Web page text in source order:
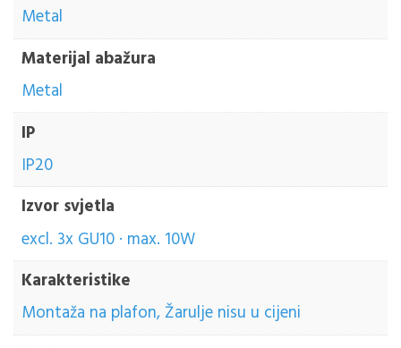
Metal
Materijal abažura
Metal
IP
IP20
Izvor svjetla
excl. 3x GU10 · max. 10W
Karakteristike
Montaža na plafon, Žarulje nisu u cijeni